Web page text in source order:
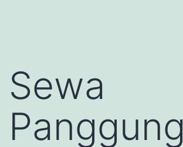
Sewa
Panggung